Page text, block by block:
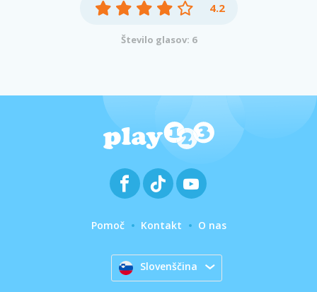
4.2
Število glasov: 6
Pomoč Kontakt O nas
Slovenščina